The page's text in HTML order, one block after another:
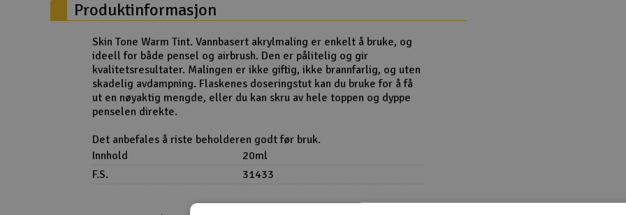
Helikopter
Kamerautstyr
Modellbygging, LEGO & byggesett
Modelljernbane
Motor & tilbehør
Outlet
Radioutstyr
Produktinformasjon
Skin Tone Warm Tint. Vannbasert akrylmaling er enkelt å bruke, og
ideell for både pensel og airbrush. Den er pålitelig og gir
kvalitetsresultater. Malingen er ikke giftig, ikke brannfarlig, og uten
skadelig avdampning. Flaskenes doseringstut kan du bruke for å få
ut en nøyaktig mengde, eller du kan skru av hele toppen og dyppe
penselen direkte.
Det anbefales å riste beholderen godt før bruk.
Innhold
20ml
F.S.
31433